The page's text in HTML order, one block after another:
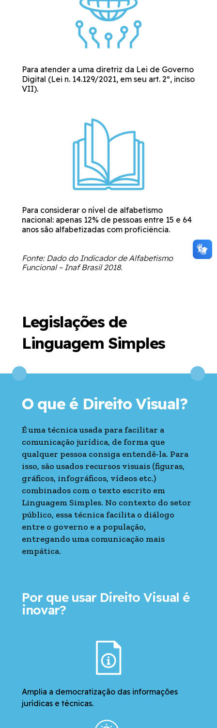
Para atender a uma diretriz da Lei de Governo
Digital (Lei n. 14.129/2021, em seu art. 2º, inciso
VII).
Para considerar o nível de alfabetismo
nacional: apenas 12% de pessoas entre 15 e 64
anos são alfabetizadas com proficiência.
Fonte: Dado do Indicador de Alfabetismo
Funcional – InafBrasil 2018.
Legislações de
Linguagem Simples
O que é Direito Visual?
É uma técnica usada para facilitar a
comunicação jurídica, de forma que
qualquer pessoa consiga entendê-la. Para
isso, são usados recursos visuais (figuras,
gráficos, infográficos, vídeos etc.)
combinados com o texto escrito em
Linguagem Simples. No contexto do setor
público, essa técnica facilita o diálogo
entre o governo e a população,
entregando uma comunicação mais
empática.
Por que usar Direito Visual é
inovar?
Amplia a democratização das informações
jurídicas e técnicas.